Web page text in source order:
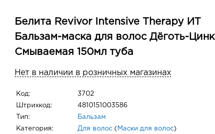
Белита Revivor Intensive Therapy ИТ
Бальзам-маска для волос Дёготь-Цинк
Смываемая 150мл туба
Нет в наличии в розничных магазинах
Код: 3702
Штрихкод: 4810151003586
Тип: Бальзам
Категория: Для волос ( Маски для волос)